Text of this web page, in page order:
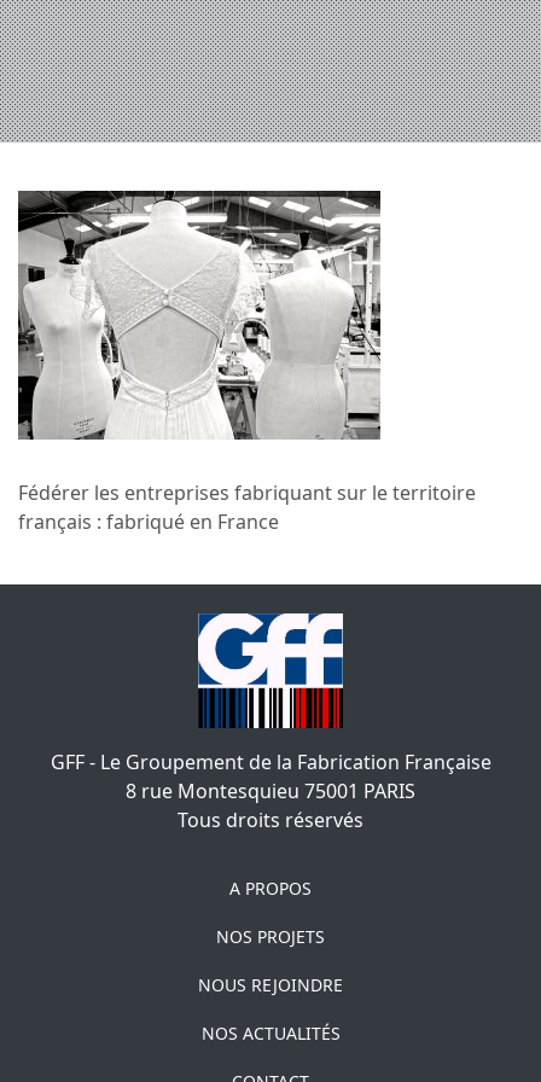
Fédérer les entreprises fabriquant sur le territoire
français : fabriqué en France
GFF - Le Groupement de la Fabrication Française
8 rue Montesquieu 75001 PARIS
Tous droits réservés
A PROPOS
NOS PROJETS
NOUS REJOINDRE
NOS ACTUALITÉS